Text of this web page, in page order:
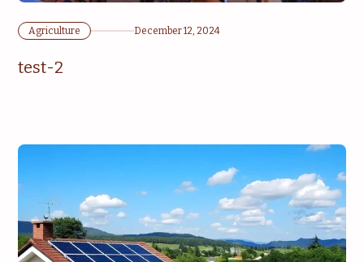
Agriculture December 12, 2024
test-2